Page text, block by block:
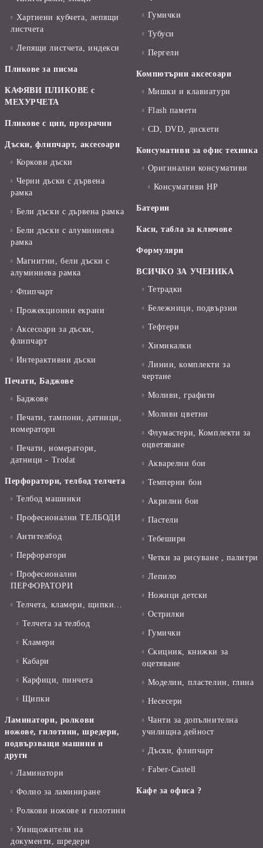
Хартиени кубчета, лепящи
листчета
Лепящи листчета, индекси
Пликове за писма
КАФЯВИ ПЛИКОВЕ с
МЕХУРЧЕТА
Пликове с цип, прозрачни
Дъски, флипчарт, аксесоари
Коркови дъски
Черни дъски с дървена
рамка
Бели дъски с дървена рамка
Бели дъски с алуминиева
рамка
Магнитни, бели дъски с
алуминиева рамка
Флипчарт
Прожекционни екрани
Аксесоари за дъски,
флипчарт
Интерактивни дъски
Печати, Баджове
Баджове
Печати, тампони, датници,
номератори
Печати, номератори,
датници - Trodat
Перфоратори, телбод телчета
Телбод машинки
Професионални ТЕЛБОДИ
Антителбод
Перфоратори
Професионални
ПЕРФОРАТОРИ
Телчета, кламери, щипки...
Телчета за телбод
Кламери
Кабари
Карфици, пинчета
Щипки
Ламинатори, ролкови
ножове, гилотини, шредери,
подвързващи машини и
други
Ламинатори
Фолио за ламиниране
Ролкови ножове и гилотини
Унищожители на
документи, шредери
Гумички
Тубуси
Пергели
Компютърни аксесоари
Мишки и клавиатури
Flash памети
CD, DVD, дискети
Консумативи за офис техника
Оригинални консумативи
Консумативи HP
Батерии
Каси, табла за ключове
Формуляри
ВСИЧКО ЗА УЧЕНИКА
Тетрадки
Бележници, подвързии
Тефтери
Химикалки
Линии, комплекти за
чертане
Моливи, графити
Моливи цветни
Флумастери, Комплекти за
оцветяване
Акварелни бои
Темперни бои
Акрилни бои
Пастели
Тебешири
Четки за рисуване , палитри
Лепило
Ножици детски
Острилки
Гумички
Скицник, книжки за
оцетяване
Моделин, пластелин, глина
Несесери
Чанти за допълнителна
училищна дейност
Дъски, флипчарт
Faber-Castell
Кафе за офиса ?